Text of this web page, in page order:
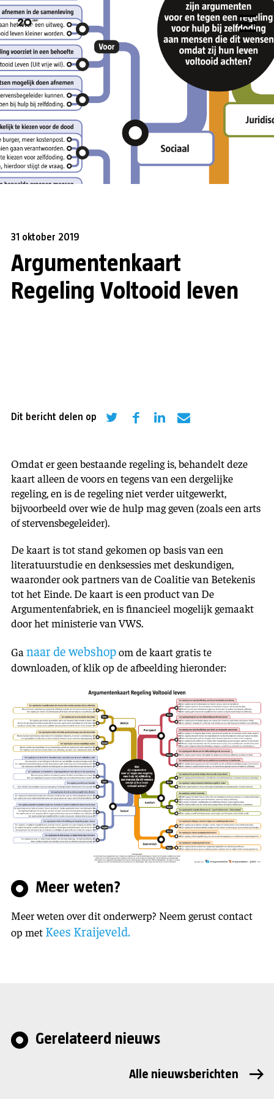
31 oktober 2019
Argumentenkaart
Regeling Voltooid leven
Dit bericht delen op
Omdat er geen bestaande regeling is, behandelt deze
kaart alleen de voors en tegens van een dergelijke
regeling, en is de regeling niet verder uitgewerkt,
bijvoorbeeld over wie de hulp mag geven (zoals een arts
of stervensbegeleider).
De kaart is tot stand gekomen op basis van een
literatuurstudie en denksessies met deskundigen,
waaronder ook partners van de Coalitie van Betekenis
tot het Einde. De kaart is een product van De
Argumentenfabriek, en is financieel mogelijk gemaakt
door het ministerie van VWS.
Ga naar de webshopom de kaart gratis te
downloaden, of klik op de afbeelding hieronder:
Meer weten?
Meer weten over dit onderwerp? Neem gerust contact
op met Kees Kraijeveld.
Gerelateerd nieuws
Alle nieuwsberichten